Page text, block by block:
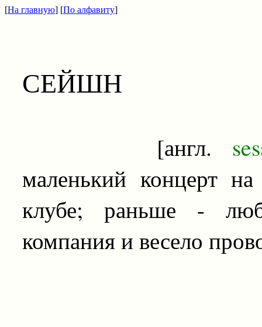
[На главную] [По алфавиту]
СЕЙШН
[англ.
маленький концерт
клубе; раньше -
компания и весело